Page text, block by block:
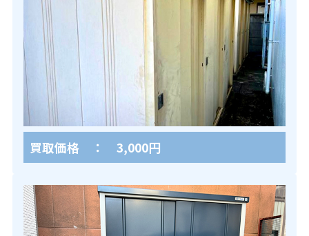
買取価格 ： 3,000円